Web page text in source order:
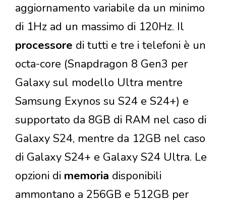
aggiornamento variabile da un minimo
di 1Hz ad un massimo di 120Hz. Il
processore di tutti e tre i telefoni è un
octa-core (Snapdragon 8 Gen3 per
Galaxy sul modello Ultra mentre
Samsung Exynos su S24 e S24+) e
supportato da 8GB di RAM nel caso di
Galaxy S24, mentre da 12GB nel caso
di Galaxy S24+ e Galaxy S24 Ultra. Le
opzioni di memoria disponibili
ammontano a 256GB e 512GB per